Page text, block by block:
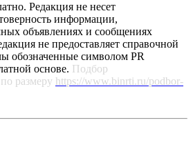
Редакция не несет
информации,
объявлениях и сообщениях
не предоставляет справочной
обозначенные символом PR
основе. Подбор
размеру https://www.binrti.ru/podbor-